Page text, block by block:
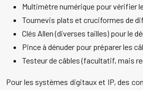
Multimètre numérique pour vérifier
Tournevis plats et cruciformes de
Clés Allen (diverses tailles) pour le
Pince à dénuder pour préparer les
Testeur de câbles (facultatif, mais
Pour les systèmes digitaux et IP, des